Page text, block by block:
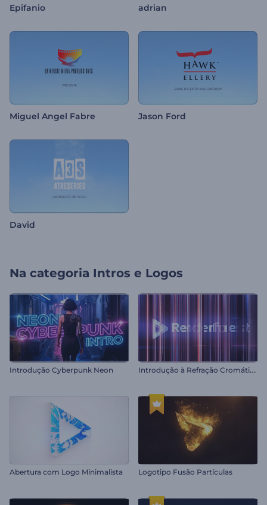
Epifanio adrian
Miguel Angel Fabre Jason Ford
David
Na categoria Intros e Logos
Introdução Cyberpunk Neon I
ntrodução à Refração Cromática
Abertura com Logo Minimalista Logotipo Fusão Partículas